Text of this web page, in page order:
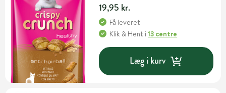
19,95 kr.
Få leveret
Klik & Hent i13 centre
Læg i kurv